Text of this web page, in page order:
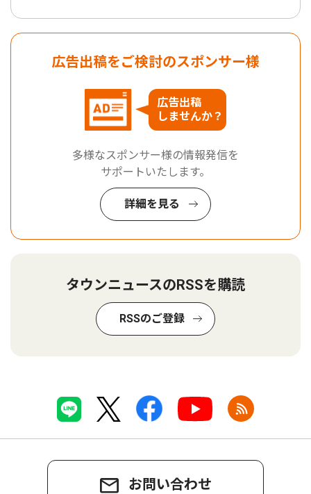
広告出稿をご検討のスポンサー様
広告出稿
しませんか？
多様なスポンサー様の情報発信を
サポートいたします。
詳細を見る
タウンニュースのRSSを購読
RSSのご登録
お問い合わせ